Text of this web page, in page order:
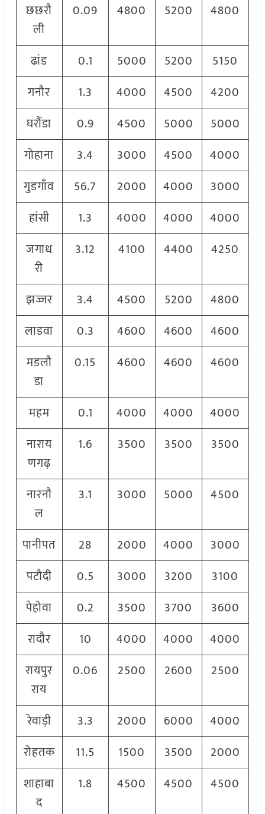
छछरौ
ली
0.09 4800 5200 4800
ढांड 0.1 5000 5200
5150
गनौर
1.3 4000 4500
4200
घरौंडा
0.9 4500 5000
5000
गोहाना
3.4 3000 4500
4000
गुडगाँव
56.7 2000 4000
3000
हांसी
1.3 4000 4000
4000
जगाध
री
3.12 4100 4400 4250
झज्जर 3.4 4500 5200
4800
लाडवा
0.3 4600 4600
4600
मडलौ
डा
0.15 4600 4600 4600
महम 0.1 4000 4000
4000
नाराय
णगढ़
1.6 3500 3500 3500
नारनौ
ल
3.1 3000 5000 4500
पानीपत 28 2000 4000
3000
पटौदी
0.5 3000 3200
3100
पेहोवा
0.2 3500 3700
3600
रादौर
10 4000 4000
4000
रायपुर
राय
0.06 2500 2600 2500
रेवाड़ी 3.3 2000 6000
4000
रोहतक
11.5 1500 3500
2000
शाहाबा
द
1.8 4500 4500 4500